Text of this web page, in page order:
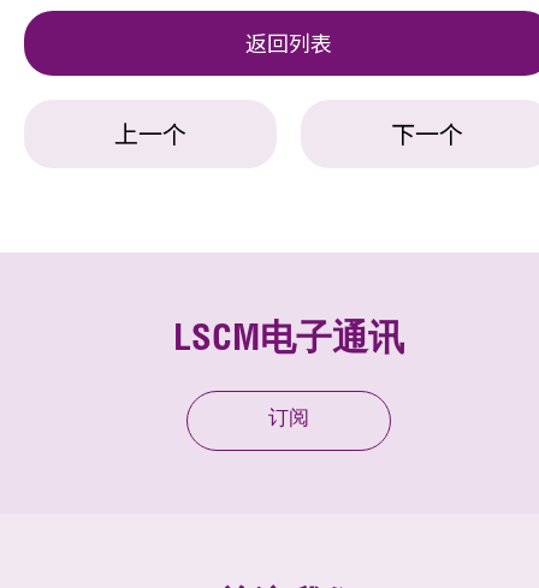
返回列表
上一个 下一个
LSCM电子通讯
订阅